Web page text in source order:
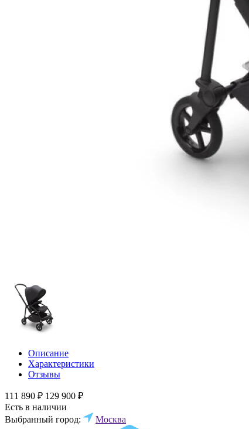
Описание
Характеристики
Отзывы
111 890 ₽ 129 900 ₽
Есть в наличии
Выбранный город:
Москва